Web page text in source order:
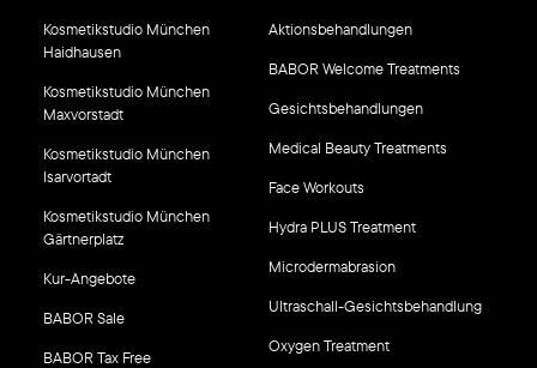
Kosmetikstudio München
Haidhausen
Kosmetikstudio München
Maxvorstadt
Kosmetikstudio München
Isarvortadt
Kosmetikstudio München
Gärtnerplatz
Kur-Angebote
BABOR Sale
BABOR Tax Free
Aktionsbehandlungen
BABOR Welcome Treatments
Gesichtsbehandlungen
Medical Beauty Treatments
Face Workouts
Hydra PLUS Treatment
Microdermabrasion
Ultraschall-Gesichtsbehandlung
Oxygen Treatment